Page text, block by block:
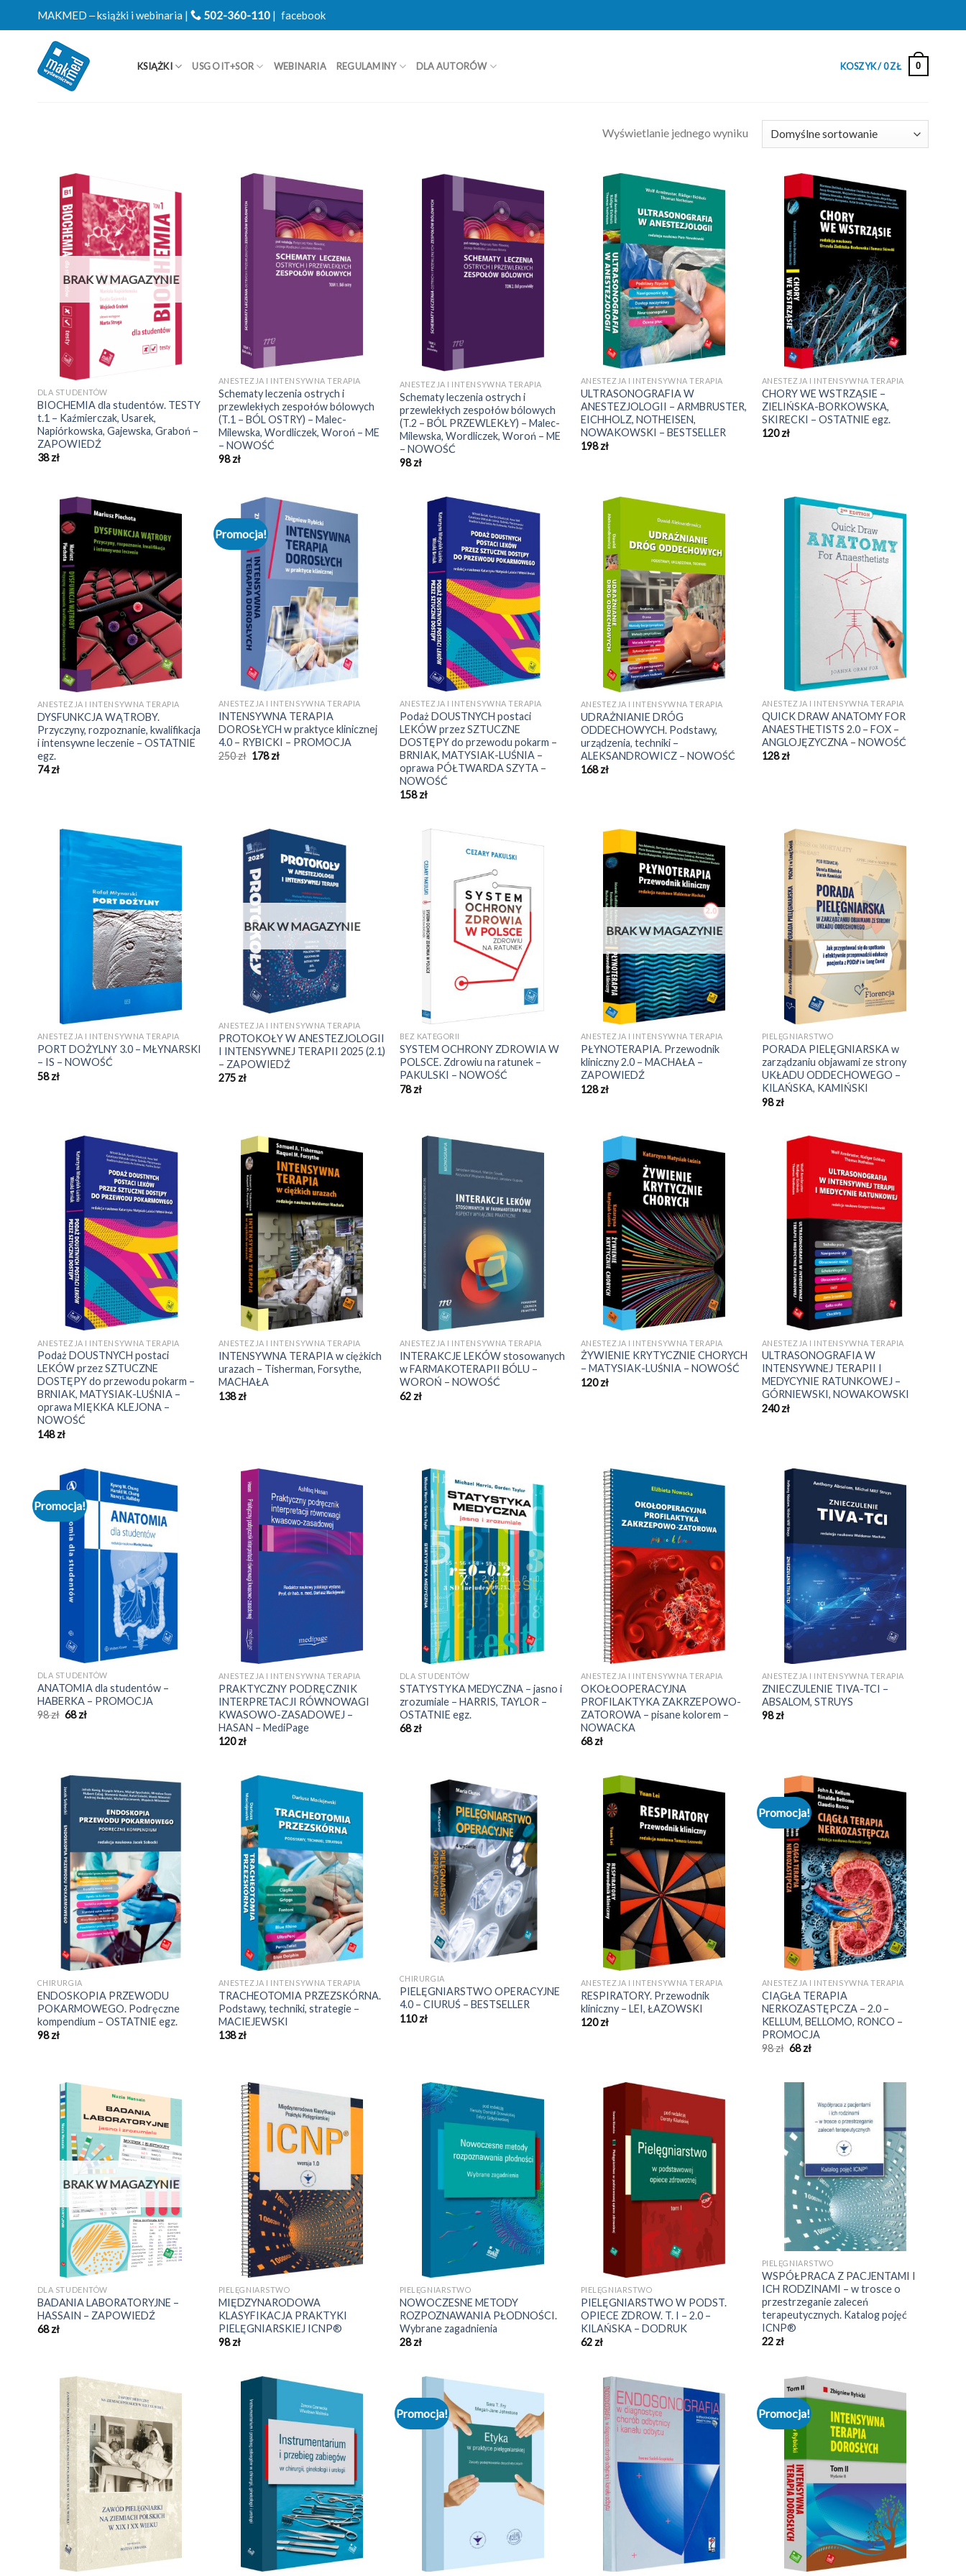
MAKMED ‒ książki i webinaria | 502-360-110 | facebook
KSIĄŻKI USG OIT+SOR WEBINARIA REGULAMINY DLA AUTORÓW KOSZYK /0ZŁ 0
Wyświetlanie jednego wyniku
BRAK W MAGAZYNIE
DLA STUDENTÓW
BIOCHEMIA dla studentów. TESTY
t.1 – Kaźmierczak, Usarek,
Napiórkowska, Gajewska, Graboń –
ZAPOWIEDŹ
38zł
ANESTEZJA I INTENSYWNA TERAPIA
Schematy leczenia ostrych i
przewlekłych zespołów bólowych
(T.1 – BÓL OSTRY) – Malec-
Milewska, Wordliczek, Woroń – ME
– NOWOŚĆ
98zł
ANESTEZJA I INTENSYWNA TERAPIA
Schematy leczenia ostrych i
przewlekłych zespołów bólowych
(T.2 – BÓL PRZEWLEKŁY) – Malec-
Milewska, Wordliczek, Woroń – ME
– NOWOŚĆ
98zł
ANESTEZJA I INTENSYWNA TERAPIA
ULTRASONOGRAFIA W
ANESTEZJOLOGII – ARMBRUSTER,
EICHHOLZ, NOTHEISEN,
NOWAKOWSKI – BESTSELLER
198zł
ANESTEZJA I INTENSYWNA TERAPIA
CHORY WE WSTRZĄSIE –
ZIELIŃSKA-BORKOWSKA,
SKIRECKI – OSTATNIE egz.
120zł
ANESTEZJA I INTENSYWNA TERAPIA
DYSFUNKCJA WĄTROBY.
Przyczyny, rozpoznanie, kwalifikacja
i intensywne leczenie – OSTATNIE
egz.
74zł
Promocja!
ANESTEZJA I INTENSYWNA TERAPIA
INTENSYWNA TERAPIA
DOROSŁYCH w praktyce klinicznej
4.0 – RYBICKI – PROMOCJA
250zł Pierwotna
178złAktualna
ANESTEZJA I INTENSYWNA TERAPIA
Podaż DOUSTNYCH postaci
LEKÓW przez SZTUCZNE
DOSTĘPY do przewodu pokarm –
BRNIAK, MATYSIAK-LUŚNIA –
oprawa PÓŁTWARDA SZYTA –
NOWOŚĆ
158zł
ANESTEZJA I INTENSYWNA TERAPIA
UDRAŻNIANIE DRÓG
ODDECHOWYCH. Podstawy,
urządzenia, techniki –
ALEKSANDROWICZ – NOWOŚĆ
168zł
ANESTEZJA I INTENSYWNA TERAPIA
QUICK DRAW ANATOMY FOR
ANAESTHETISTS 2.0 – FOX –
ANGLOJĘZYCZNA – NOWOŚĆ
128zł
ANESTEZJA I INTENSYWNA TERAPIA
PORT DOŻYLNY 3.0 – MŁYNARSKI
– IS – NOWOŚĆ
58zł
BRAK W MAGAZYNIE
ANESTEZJA I INTENSYWNA TERAPIA
PROTOKOŁY W ANESTEZJOLOGII
I INTENSYWNEJ TERAPII 2025 (2.1)
– ZAPOWIEDŹ
275 zł
BEZ KATEGORII
SYSTEM OCHRONY ZDROWIA W
POLSCE. Zdrowiu na ratunek –
PAKULSKI – NOWOŚĆ
78zł
BRAK W MAGAZYNIE
ANESTEZJA I INTENSYWNA TERAPIA
PŁYNOTERAPIA. Przewodnik
kliniczny 2.0 – MACHAŁA –
ZAPOWIEDŹ
128zł
PIELĘGNIARSTWO
PORADA PIELĘGNIARSKA w
zarządzaniu objawami ze strony
UKŁADU ODDECHOWEGO –
KILAŃSKA, KAMIŃSKI
98zł
ANESTEZJA I INTENSYWNA TERAPIA
Podaż DOUSTNYCH postaci
LEKÓW przez SZTUCZNE
DOSTĘPY do przewodu pokarm –
BRNIAK, MATYSIAK-LUŚNIA –
oprawa MIĘKKA KLEJONA –
NOWOŚĆ
148zł
ANESTEZJA I INTENSYWNA TERAPIA
INTENSYWNA TERAPIA w ciężkich
urazach – Tisherman, Forsythe,
MACHAŁA
138zł
ANESTEZJA I INTENSYWNA TERAPIA
INTERAKCJE LEKÓW stosowanych
w FARMAKOTERAPII BÓLU –
WOROŃ – NOWOŚĆ
62 zł
ANESTEZJA I INTENSYWNA TERAPIA
ŻYWIENIE KRYTYCZNIE CHORYCH
– MATYSIAK-LUŚNIA – NOWOŚĆ
120zł
ANESTEZJA I INTENSYWNA TERAPIA
ULTRASONOGRAFIA W
INTENSYWNEJ TERAPII I
MEDYCYNIE RATUNKOWEJ –
GÓRNIEWSKI, NOWAKOWSKI
240zł
Promocja!
DLA STUDENTÓW
ANATOMIA dla studentów –
HABERKA – PROMOCJA
98zł Pierwotna
68złAktualna
ANESTEZJA I INTENSYWNA TERAPIA
PRAKTYCZNY PODRĘCZNIK
INTERPRETACJI RÓWNOWAGI
KWASOWO-ZASADOWEJ –
HASAN – MediPage
120zł
DLA STUDENTÓW
STATYSTYKA MEDYCZNA – jasno i
zrozumiale – HARRIS, TAYLOR –
OSTATNIE egz.
68zł
ANESTEZJA I INTENSYWNA TERAPIA
OKOŁOOPERACYJNA
PROFILAKTYKA ZAKRZEPOWO-
ZATOROWA – pisane kolorem –
NOWACKA
68zł
ANESTEZJA I INTENSYWNA TERAPIA
ZNIECZULENIE TIVA-TCI –
ABSALOM, STRUYS
98zł
CHIRURGIA
ENDOSKOPIA PRZEWODU
POKARMOWEGO. Podręczne
kompendium – OSTATNIE egz.
98zł
ANESTEZJA I INTENSYWNA TERAPIA
TRACHEOTOMIA PRZEZSKÓRNA.
Podstawy, techniki, strategie –
MACIEJEWSKI
138zł
CHIRURGIA
PIELĘGNIARSTWO OPERACYJNE
4.0 – CIURUŚ – BESTSELLER
110zł
ANESTEZJA I INTENSYWNA TERAPIA
RESPIRATORY. Przewodnik
kliniczny – LEI, ŁAZOWSKI
120zł
Promocja!
ANESTEZJA I INTENSYWNA TERAPIA
CIĄGŁA TERAPIA
NERKOZASTĘPCZA – 2.0 –
KELLUM, BELLOMO, RONCO –
PROMOCJA
98zł Pierwotna
68złAktualna
BRAK W MAGAZYNIE
DLA STUDENTÓW
BADANIA LABORATORYJNE –
HASSAIN – ZAPOWIEDŹ
68zł
PIELĘGNIARSTWO
MIĘDZYNARODOWA
KLASYFIKACJA PRAKTYKI
PIELĘGNIARSKIEJ ICNP®
98zł
PIELĘGNIARSTWO
NOWOCZESNE METODY
ROZPOZNAWANIA PŁODNOŚCI.
Wybrane zagadnienia
28zł
PIELĘGNIARSTWO
PIELĘGNIARSTWO W PODST.
OPIECE ZDROW. T. I – 2.0 –
KILAŃSKA – DODRUK
62 zł
PIELĘGNIARSTWO
WSPÓŁPRACA Z PACJENTAMI I
ICH RODZINAMI – w trosce o
przestrzeganie zaleceń
terapeutycznych. Katalog pojęć
ICNP®
22 zł
Promocja! Promocja!